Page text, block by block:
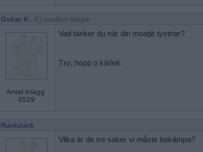
Oskar K - Ej medlem längre
Antal inlägg:
6529
Vad tänker du när din moatjé tystnar?
Tro, hopp o kärlek.
Ruckzuck
Vilka är de tre saker vi måste bekämpa?